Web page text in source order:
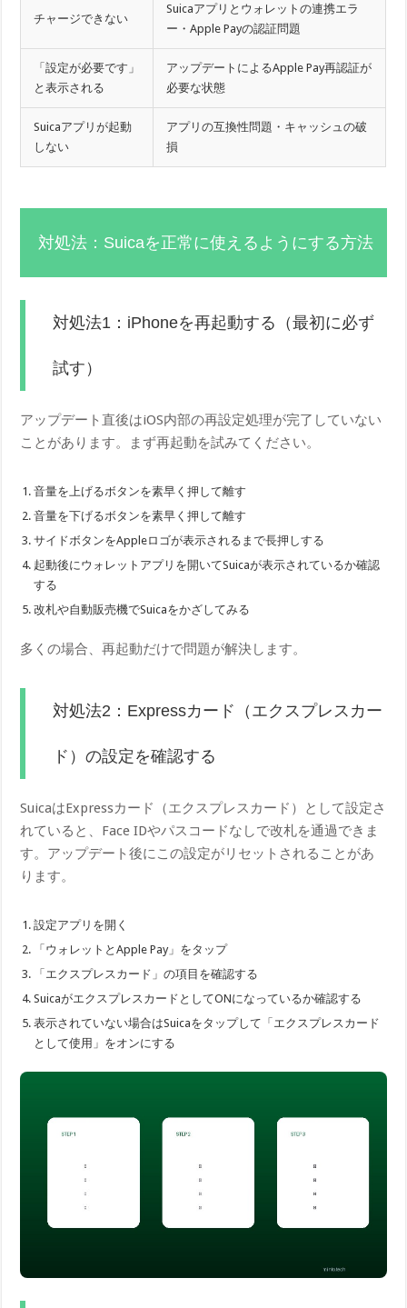
チャージできない
Suicaアプリとウォレットの連携エラ
ー・Apple Payの認証問題
「設定が必要です」
と表示される
アップデートによるApple Pay再認証が
必要な状態
Suicaアプリが起動
しない
アプリの互換性問題・キャッシュの破
損
対処法：Suicaを正常に使えるようにする方法
対処法1：iPhoneを再起動する（最初に必ず
試す）
アップデート直後はiOS内部の再設定処理が完了していない
ことがあります。まず再起動を試みてください。
音量を上げるボタンを素早く押して離す
音量を下げるボタンを素早く押して離す
サイドボタンをAppleロゴが表示されるまで長押しする
起動後にウォレットアプリを開いてSuicaが表示されているか確認
する
改札や自動販売機でSuicaをかざしてみる
多くの場合、再起動だけで問題が解決します。
対処法2：Expressカード（エクスプレスカー
ド）の設定を確認する
SuicaはExpressカード（エクスプレスカード）として設定さ
れていると、Face IDやパスコードなしで改札を通過できま
す。アップデート後にこの設定がリセットされることがあ
ります。
設定アプリを開く
「ウォレットとApple Pay」をタップ
「エクスプレスカード」の項目を確認する
SuicaがエクスプレスカードとしてONになっているか確認する
表示されていない場合はSuicaをタップして「エクスプレスカード
として使用」をオンにする